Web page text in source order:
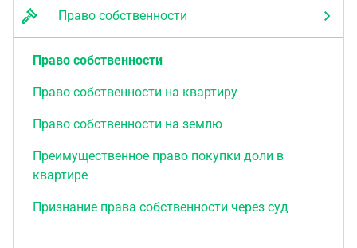
Право собственности
Право собственности
Право собственности на квартиру
Право собственности на землю
Преимущественное право покупки доли в
квартире
Признание права собственности через суд